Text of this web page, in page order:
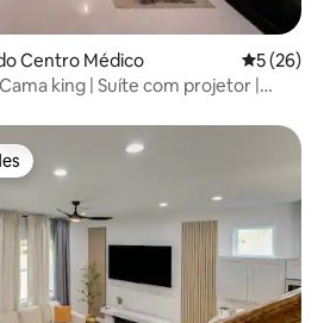
Centro Médico 5 de uma
5 (26)
king | Suíte com projetor |